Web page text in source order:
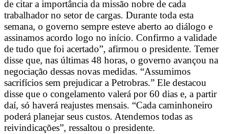
de citar a importância da missão nobre de cada
trabalhador no setor de cargas. Durante toda esta
semana, o governo sempre esteve aberto ao diálogo e
assinamos acordo logo no início. Confirmo a validade
de tudo que foi acertado”, afirmou o presidente. Temer
disse que, nas últimas 48 horas, o governo avançou na
negociação dessas novas medidas. “Assumimos
sacrifícios sem prejudicar a Petrobras.” Ele destacou
disse que o congelamento valerá por 60 dias e, a partir
daí, só haverá reajustes mensais. “Cada caminhoneiro
poderá planejar seus custos. Atendemos todas as
reivindicações”, ressaltou o presidente.